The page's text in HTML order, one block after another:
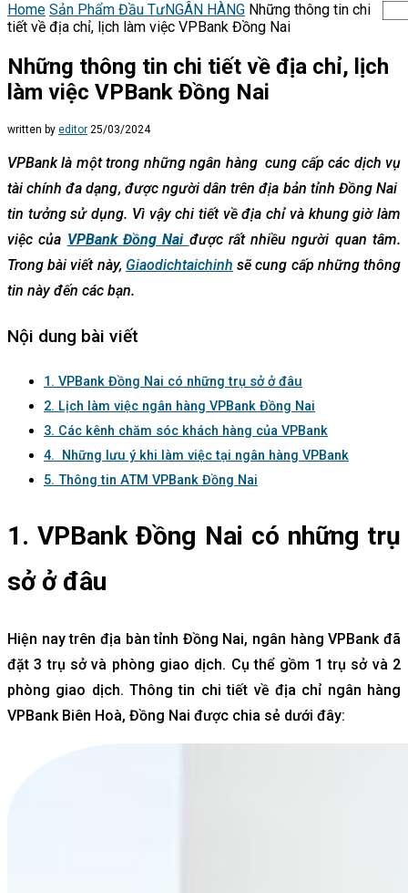
Home Sản Phẩm Đầu TưNGÂN HÀNG Những thông tin chi
tiết về địa chỉ, lịch làm việc VPBank Đồng Nai
Những thông tin chi tiết về địa chỉ, lịch
làm việc VPBank Đồng Nai
written by editor 25/03/2024
VPBank là một trong những ngân hàng cung cấp các dịch vụ
tài chính đa dạng, được người dân trên địa bản tỉnh Đồng Nai
tin tưởng sử dụng. Vì vậy chi tiết về địa chỉ và khung giờ làm
việc của VPBank Đồng Nai được rất nhiều người quan tâm.
Trong bài viết này, Giaodichtaichinh sẽ cung cấp những thông
tin này đến các bạn.
Nội dung bài viết
1. VPBank Đồng Nai có những trụ sở ở đâu
2. Lịch làm việc ngân hàng VPBank Đồng Nai
3. Các kênh chăm sóc khách hàng của VPBank
4. Những lưu ý khi làm việc tại ngân hàng VPBank
5. Thông tin ATM VPBank Đồng Nai
1. VPBank Đồng Nai có những trụ
sở ở đâu
Hiện nay trên địa bàn tỉnh Đồng Nai, ngân hàng VPBank đã
đặt 3 trụ sở và phòng giao dịch. Cụ thể gồm 1 trụ sở và 2
phòng giao dịch. Thông tin chi tiết về địa chỉ ngân hàng
VPBank Biên Hoà, Đồng Nai được chia sẻ dưới đây: